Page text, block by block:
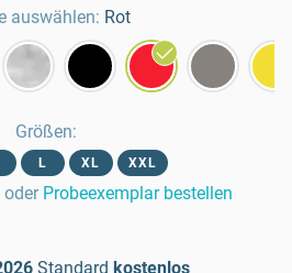
auswählen: Rot
Größen:
L XL XXL
oder Probeexemplar bestellen
Standard kostenlos